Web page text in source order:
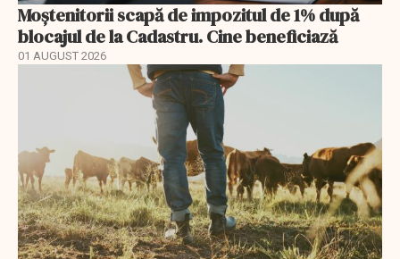
Moștenitorii scapă de impozitul de 1% după
blocajul de la Cadastru. Cine beneficiază
01 AUGUST 2026